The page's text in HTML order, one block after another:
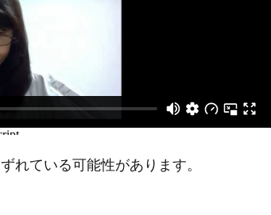
れている可能性があります。